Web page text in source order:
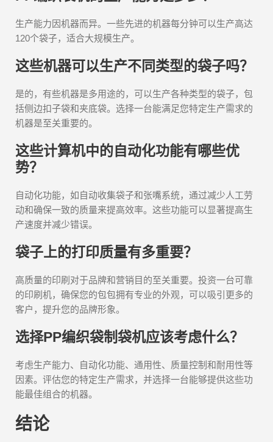
生产能力因机器而异。一些先进的机器每分钟可以生产高达
120个袋子，适合大规模生产。
这些机器可以生产不同类型的袋子吗？
是的，有些机器是多用途的，可以生产各种类型的袋子，包
括侧边扣子袋和夹底袋。选择一台能满足您特定生产需求的
机器是至关重要的。
这些计算机中的自动化功能有哪些优
势？
自动化功能，如自动收集袋子和张嘴系统，通过减少人工劳
动和确保一致的质量来提高效率。这些功能可以显著提高生
产速度并减少错误。
袋子上的打印质量有多重要？
高质量的印刷对于品牌和营销目的至关重要。投资一台可靠
的印刷机，确保您的包包拥有专业的外观，可以吸引更多的
客户，提升您的品牌形象。
选择PP编织袋制袋机应该考虑什么？
考虑生产能力、自动化功能、通用性、质量控制和耐用性等
因素。评估您的特定生产需求，并选择一台能够提供这些功
能最佳组合的机器。
结论